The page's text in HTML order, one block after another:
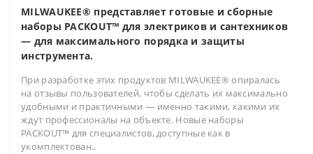
MILWAUKEE® представляет готовые и сборные
наборы PACKOUT™ для электриков и сантехников
— для максимального порядка и защиты
инструмента.
При разработке этих продуктов MILWAUKEE® опиралась
на отзывы пользователей, чтобы сделать их максимально
удобными и практичными — именно такими, какими их
ждут профессионалы на объекте. Новые наборы
PACKOUT™ для специалистов, доступные как в
укомплектован..